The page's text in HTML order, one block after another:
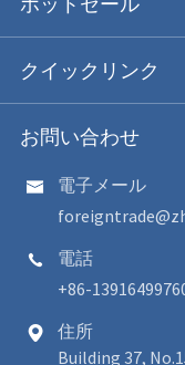
クイックリンク
お問い合わせ

電子メール

電話
+86-

住所
Building 37,